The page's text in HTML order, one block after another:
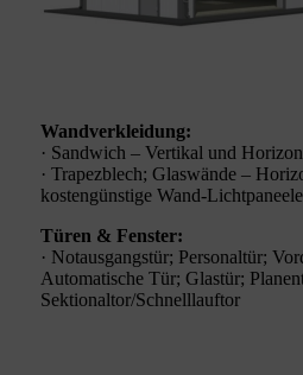
Wandverkleidung:
· Sandwich – Vertikal und
· Trapezblech; Glaswände –
kostengünstige Wand-Lichtpaneele
Türen & Fenster:
· Notausgangstür; Personaltür;
Automatische Tür; Glastür;
Sektionaltor/Schnelllauftor